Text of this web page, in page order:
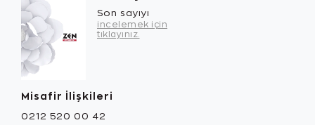
Son sayıyı
incelemek için
tıklayınız.
Misafir İlişkileri
0212 520 00 42